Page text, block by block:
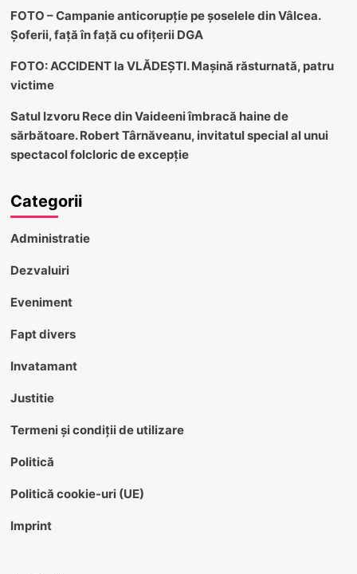
FOTO – Campanie anticorupție pe șoselele din Vâlcea.
Șoferii, față în față cu ofițerii DGA
FOTO: ACCIDENT la VLĂDEȘTI. Mașină răsturnată, patru
victime
Satul Izvoru Rece din Vaideeni îmbracă haine de
sărbătoare. Robert Târnăveanu, invitatul special al unui
spectacol folcloric de excepție
Categorii
Administratie
Dezvaluiri
Eveniment
Fapt divers
Invatamant
Justitie
Termeni și condiții de utilizare
Politică
Politică cookie-uri (UE)
Imprint